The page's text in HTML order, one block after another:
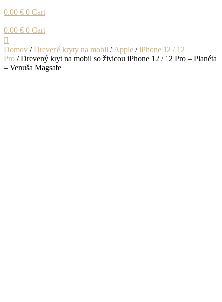
0.00 € 0 Cart
0.00 € 0 Cart
Domov /Drevené kryty na mobil / Apple / iPhone 12 / 12
Pro / Drevený kryt na mobil so živicou iPhone 12 / 12 Pro – Planéta
– Venuša Magsafe